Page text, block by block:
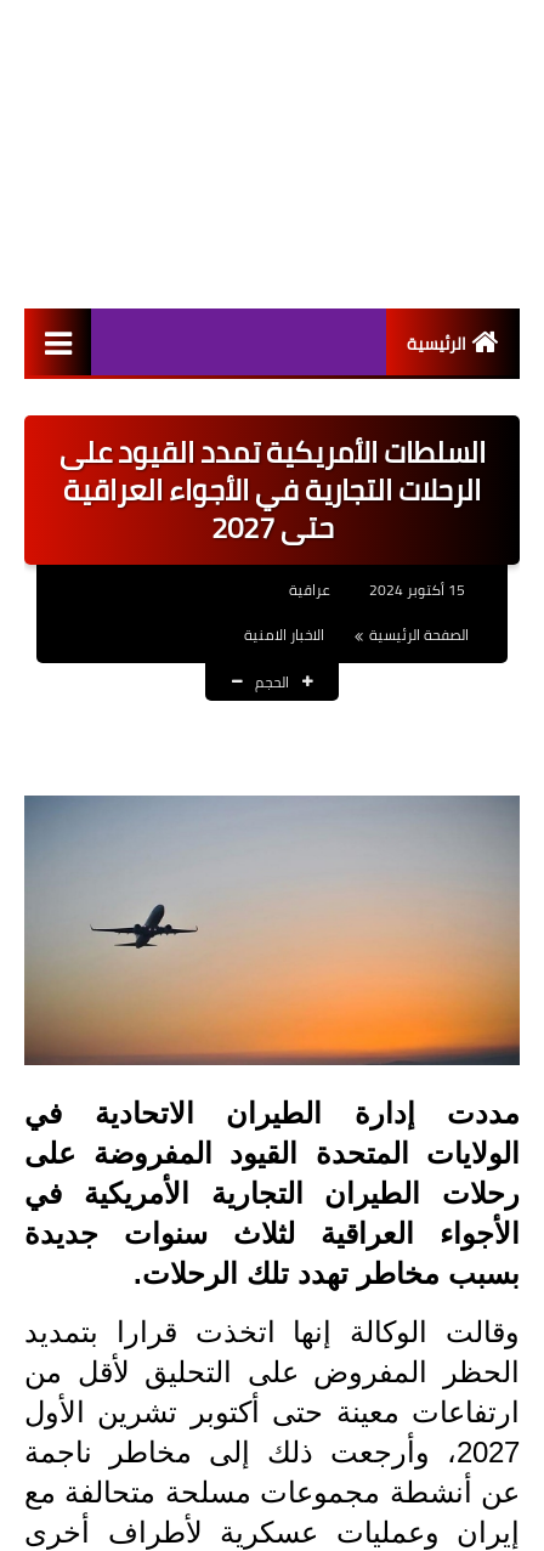
الرئيسية
اخبار القطاع العام
اخبار القطاع الخاص
نتائج التعيينات
العقود والاجور اليومية
الرواتب والقروض
القروض والسلف
الاخبار الامنية
الاخبار الاقتصادية
الاخبار الرياضية
المدارس
اخبار وقرارات وزارة التربية
نتائج الامتحانات
المرحلة الابتدائية
المرحلة المتوسطة
المرحلة الاعدادية
السلطات الأمريكية تمدد القيود على
الرحلات التجارية في الأجواء العراقية
حتى 2027
عراقية
الصفحة الرئيسية
الاخبار الامنية
الحجم
مددت إدارة الطيران الاتحادية في
الولايات المتحدة القيود المفروضة على
رحلات الطيران التجارية الأمريكية في
الأجواء العراقية لثلاث سنوات جديدة
بسبب مخاطر تهدد تلك الرحلات.
وقالت الوكالة إنها اتخذت قرارا بتمديد
الحظر المفروض على التحليق لأقل من
ارتفاعات معينة حتى أكتوبر تشرين الأول
2027، وأرجعت ذلك إلى مخاطر ناجمة
عن أنشطة مجموعات مسلحة متحالفة مع
إيران وعمليات عسكرية لأطراف أخرى